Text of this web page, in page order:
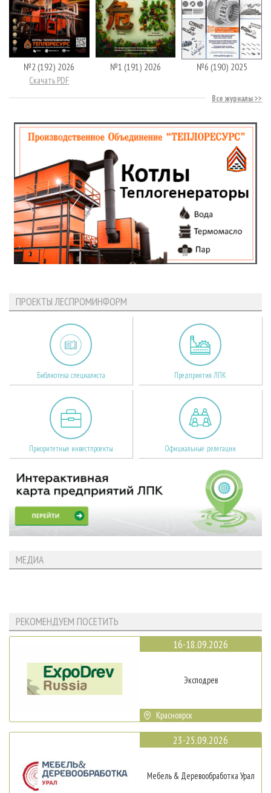
№2 (192) 2026
Скачать PDF
№1 (191) 2026 №6 (190) 2025
Все журналы
ПРОЕКТЫ ЛЕСПРОМИНФОРМ
Библиотека специалиста Предприятия ЛПК
Приоритетные инвестпроекты Официальные делегации
МЕДИА
РЕКОМЕНДУЕМ ПОСЕТИТЬ
16-18.09.2026
Эксподрев
Красноярск
23-25.09.2026
Мебель & Деревообработка Урал